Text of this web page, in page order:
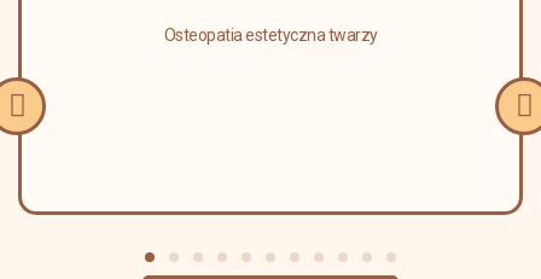
Osteopatia estetyczna twarzy